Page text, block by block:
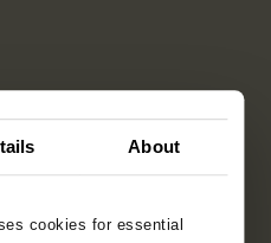
About
cookies for essential